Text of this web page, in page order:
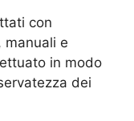
con
manuali e
in modo
dei